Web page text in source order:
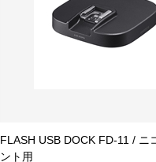
FLASH USB DOCK FD-11 / ニ
ント用